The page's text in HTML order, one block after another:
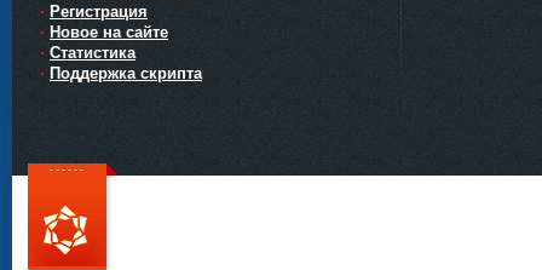
Регистрация
Новое на сайте
Статистика
Поддержка скрипта